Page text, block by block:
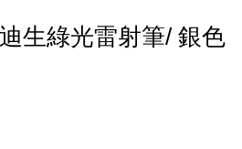
生綠光雷射筆/ 銀色